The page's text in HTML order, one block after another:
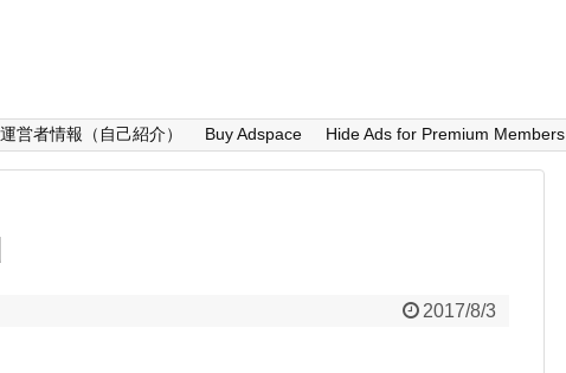
運営者情報（自己紹介） Buy Adspace Hide Ads for Premium Members
2017/8/3